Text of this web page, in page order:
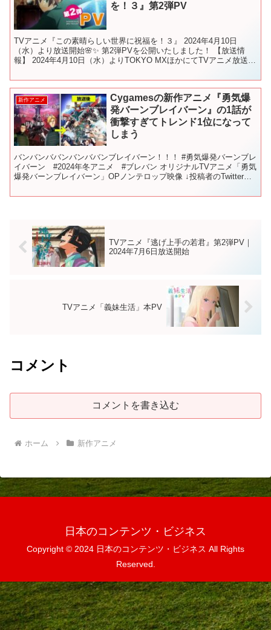
を！３』第2弾PV
TVアニメ『この素晴らしい世界に祝福を！３』 2024年4月10日
（水）より放送開始🌸✨ 第2弾PVを公開いたしました！ 【放送情
報】 2024年4月10日（水）よりTOKYO MXほかにてTVアニメ放送開
新作アニメ
Cygamesの新作アニメ『勇気爆
発バーンブレイバーン』の1話が
衝撃すぎてトレンド1位になって
しまう
バンバンババンバンババンブレイバーン！！！ #勇気爆発バーンブレ
イバーン #2024年冬アニメ #ブレバン オリジナルTVアニメ「勇気
爆発バーンブレイバーン」OPノンテロップ映像 ↓投稿者のTwitter
TVアニメ『逃げ上手の若君』第2弾PV｜
2024年7月6日放送開始
TVアニメ「義妹生活」本PV
コメント
コメントを書き込む
ホーム 新作アニメ
日本のコンテンツ・ビジネス
Copyright © 2024 日本のコンテンツ・ビジネス All Rights
Reserved.